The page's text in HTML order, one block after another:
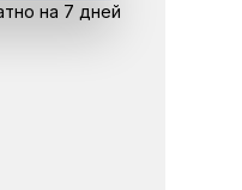
на 7 дней